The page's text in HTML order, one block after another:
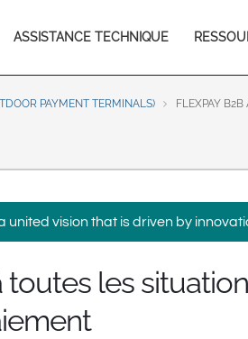
Français
Italiano
Română
Pусский
India
Australia 中国
ASSISTANCE TECHNIQUE
PAYMENT TERMINALS) FLEXPAY
vision that is driven by
toutes les